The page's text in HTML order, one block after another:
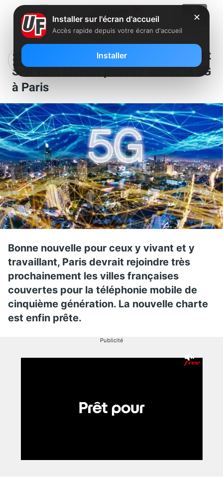
Orange, Free, Bouygues Telecom et
SFR vont bientôt pouvoir lancer la 5G
à Paris
Bonne nouvelle pour ceux y vivant et y
travaillant, Paris devrait rejoindre très
prochainement les villes françaises
couvertes pour la téléphonie mobile de
cinquième génération. La nouvelle charte
est enfin prête.
Publicité
✕
Installer sur l'écran d'accueil
Accès rapide depuis votre écran d'accueil
Installer